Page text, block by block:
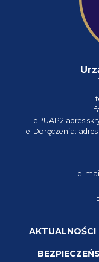
ePUAP2 adres
e-Doręczenia:
e-
AKTUALNOŚCI